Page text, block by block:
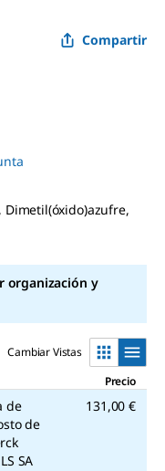
Compartir
organización y
Cambiar Vistas
Precio
de
de
SA
131,00 €